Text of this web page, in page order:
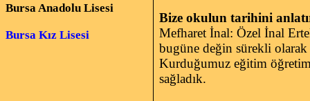
Bursa Anadolu Lisesi
Bursa Kız Lisesi
Bize okulun tarihini anlatır
Mefharet İnal: Özel İnal
bugüne değin sürekli olarak
Kurduğumuz eğitim
sağladık.